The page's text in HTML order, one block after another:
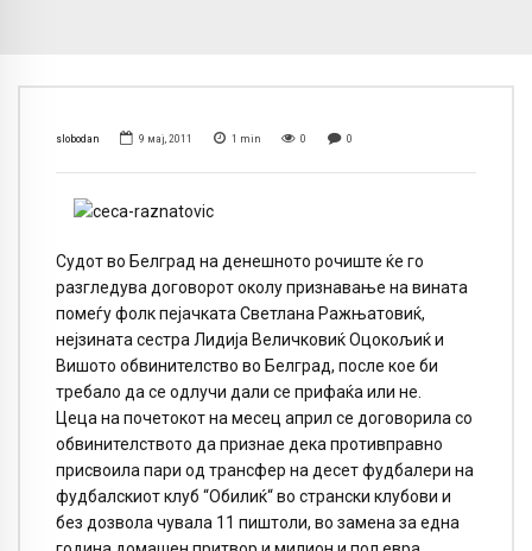
slobodan 9 мај, 2011 1 min 0 0
Судот во Белград на денешното рочиште ќе го
разгледува договорот околу признавање на вината
помеѓу фолк пејачката Светлана Ражњатовиќ,
нејзината сестра Лидија Величковиќ Оцокољиќ и
Вишото обвинителство во Белград, после кое би
требало да се одлучи дали се прифаќа или не.
Цеца на почетокот на месец април се договорила со
обвинителството да признае дека противправно
присвоила пари од трансфер на десет фудбалери на
фудбалскиот клуб “Обилиќ“ во странски клубови и
без дозвола чувала 11 пиштоли, во замена за една